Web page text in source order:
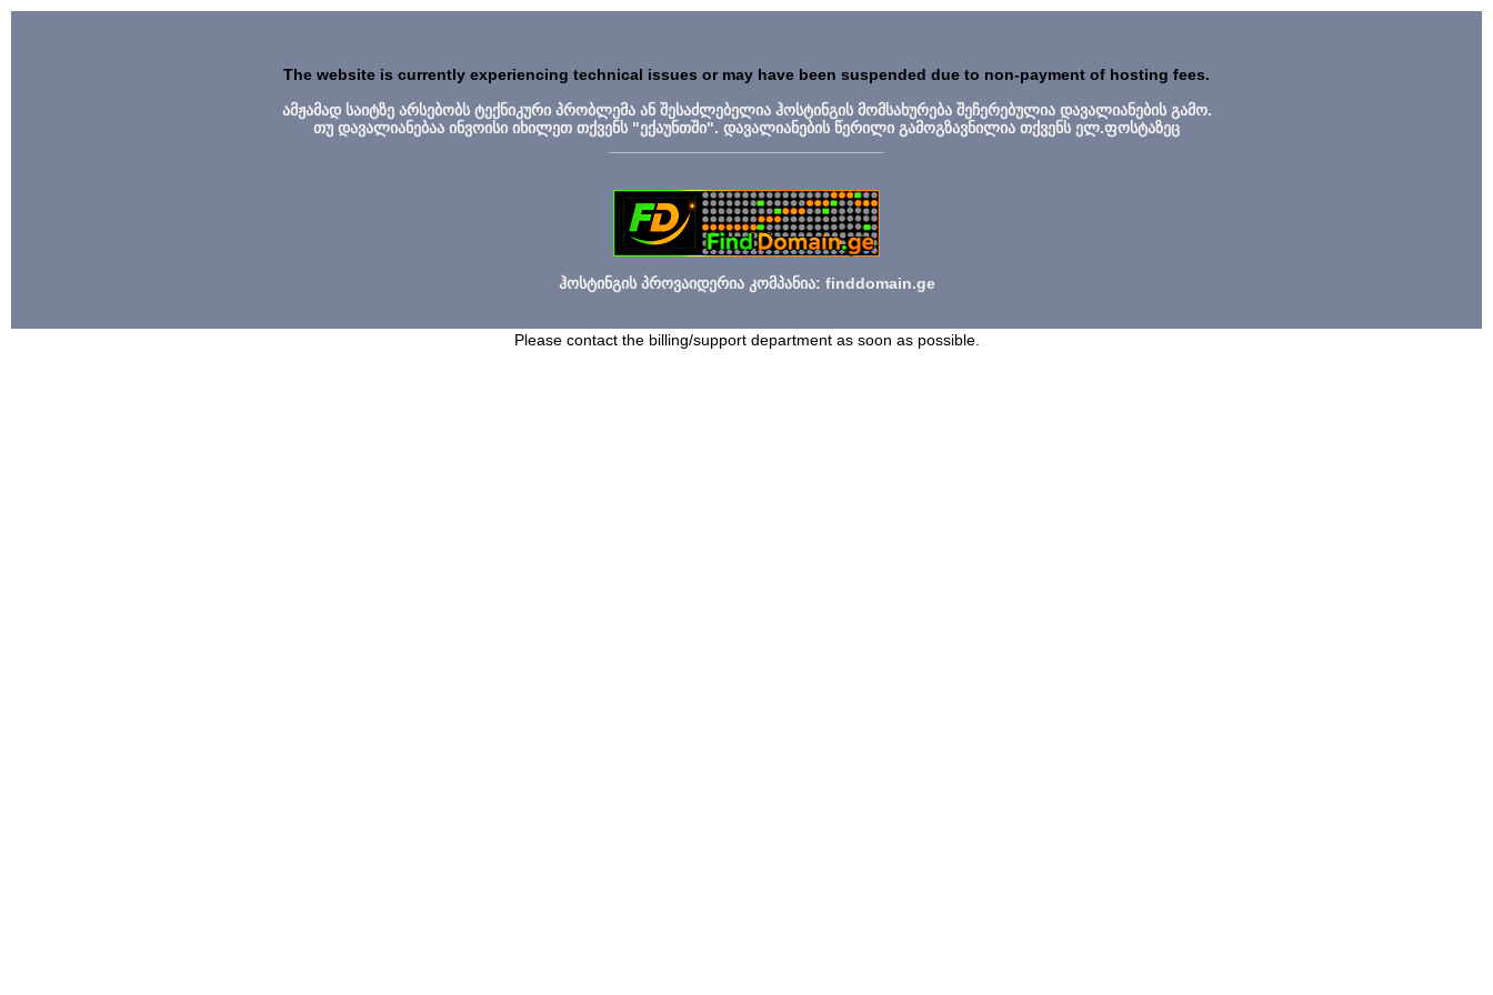
The website is currently experiencing technical issues or may have been suspended due to non-payment of hosting fees.
ამჟამად საიტზე არსებობს ტექნიკური პრობლემა ან შესაძლებელია ჰოსტინგის მომსახურება შეჩერებულია დავალიანების გამო.
თუ დავალიანებაა ინვოისი იხილეთ თქვენს "ექაუნთში". დავალიანების წერილი გამოგზავნილია თქვენს ელ.ფოსტაზეც
ჰოსტინგის პროვაიდერია კომპანია: finddomain.ge
Please contact the billing/support department as soon as possible.